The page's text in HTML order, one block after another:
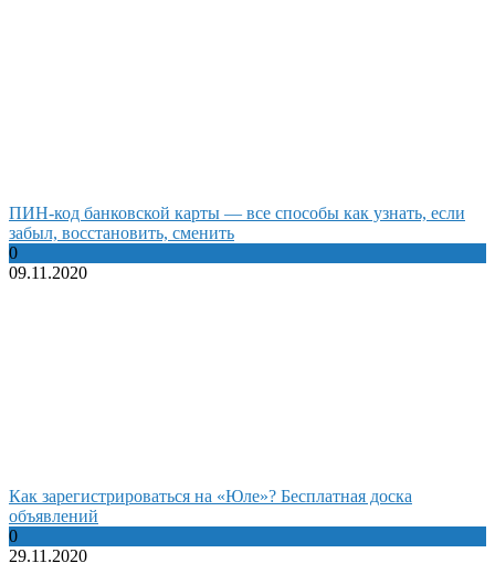
ПИН-код банковской карты — все способы как узнать, если
забыл, восстановить, сменить
0
09.11.2020
Как зарегистрироваться на «Юле»? Бесплатная доска
объявлений
0
29.11.2020